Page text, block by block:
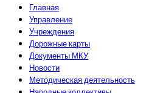
Главная
Управление
Учреждения
Дорожные карты
Документы МКУ
Новости
Методическая деятельность